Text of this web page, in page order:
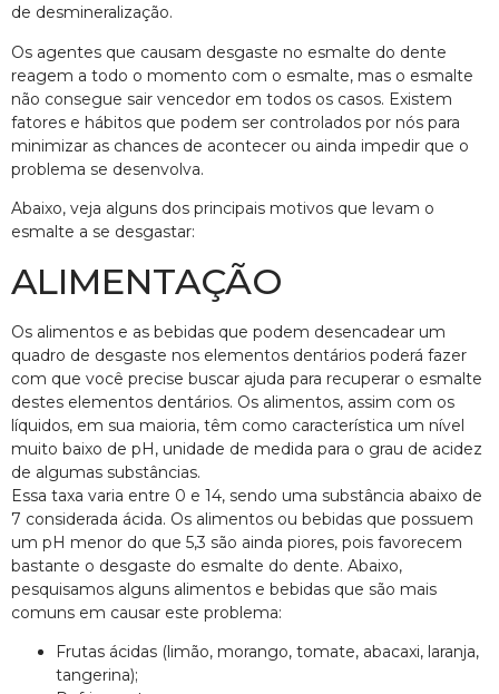
de desmineralização.
Os agentes que causam desgaste no esmalte do dente
reagem a todo o momento com o esmalte, mas o esmalte
não consegue sair vencedor em todos os casos. Existem
fatores e hábitos que podem ser controlados por nós para
minimizar as chances de acontecer ou ainda impedir que o
problema se desenvolva.
Abaixo, veja alguns dos principais motivos que levam o
esmalte a se desgastar:
ALIMENTAÇÃO
Os alimentos e as bebidas que podem desencadear um
quadro de desgaste nos elementos dentários poderá fazer
com que você precise buscar ajuda para recuperar o esmalte
destes elementos dentários. Os alimentos, assim com os
líquidos, em sua maioria, têm como característica um nível
muito baixo de pH, unidade de medida para o grau de acidez
de algumas substâncias.
Essa taxa varia entre 0 e 14, sendo uma substância abaixo de
7 considerada ácida. Os alimentos ou bebidas que possuem
um pH menor do que 5,3 são ainda piores, pois favorecem
bastante o desgaste do esmalte do dente. Abaixo,
pesquisamos alguns alimentos e bebidas que são mais
comuns em causar este problema:
Frutas ácidas (limão, morango, tomate, abacaxi, laranja,
tangerina);